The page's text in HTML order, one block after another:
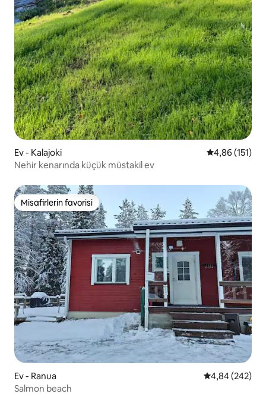
Ev - Kalajoki 5 üzerinden
4,86 (151)
Nehir kenarında küçük müstakil ev
Misafirlerin favorisi
Misafirlerin favorisi
Ev - Ranua 5 üzerinden
4,84 (242)
Salmon beach